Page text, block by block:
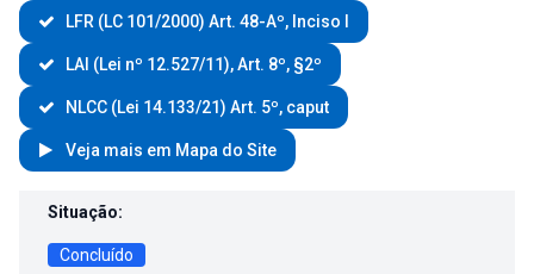
LFR (LC 101/2000) Art. 48-Aº, Inciso I
LAI (Lei nº 12.527/11), Art. 8º, §2º
NLCC (Lei 14.133/21) Art. 5º, caput
Veja mais em Mapa do Site
Contratos e Aditivos
Situação:
Concluído